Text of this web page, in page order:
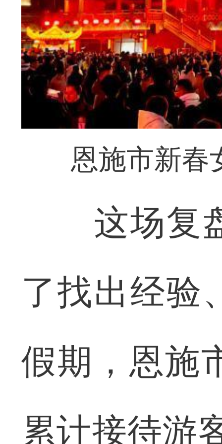
恩施市新春
这场复盘
了找出经验
假期，恩施
累计接待游